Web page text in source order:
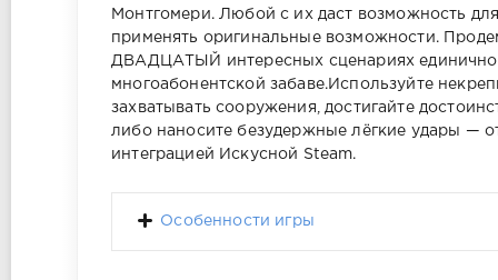
Монтгомери. Любой с их даст возможность
применять оригинальные возможности.
ДВАДЦАТЫЙ интересных сценариях
многоабонентской забаве.Используйте
захватывать сооружения, достигайте
либо наносите безудержные лёгкие удары —
интеграцией Искусной Steam.
Особенности игры